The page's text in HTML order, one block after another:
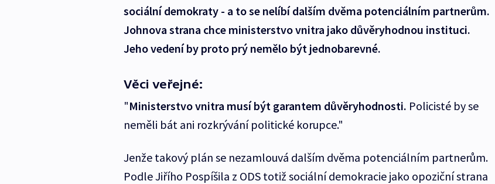
sociální demokraty - a to se nelíbí dalším dvěma potenciálním partnerům.
Johnova strana chce ministerstvo vnitra jako důvěryhodnou instituci.
Jeho vedení by proto prý nemělo být jednobarevné.
Věci veřejné:
"Ministerstvo vnitra musí být garantem důvěryhodnosti. Policisté by se
neměli bát ani rozkrývání politické korupce."
Jenže takový plán se nezamlouvá dalším dvěma potenciálním partnerům.
Podle Jiřího Pospíšila z ODS totiž sociální demokracie jako opoziční strana